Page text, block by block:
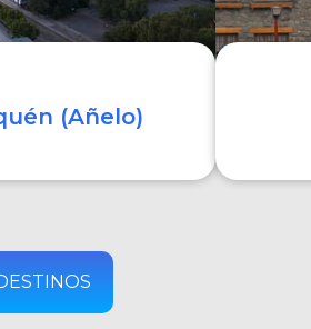
(Añelo)